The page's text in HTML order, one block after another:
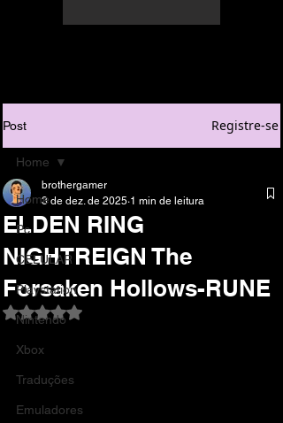
Post Registre-se
Home
Pc
CELULAR
Playstation
Nintendo
Xbox
Traduções
Emuladores
Home
ELDEN RING
NIGHTREIGN The
Forsaken Hollows-RUNE
brothergamer
3 de dez. de 2025 1 min de leitura
Avaliado com NaN de 5 estrelas.